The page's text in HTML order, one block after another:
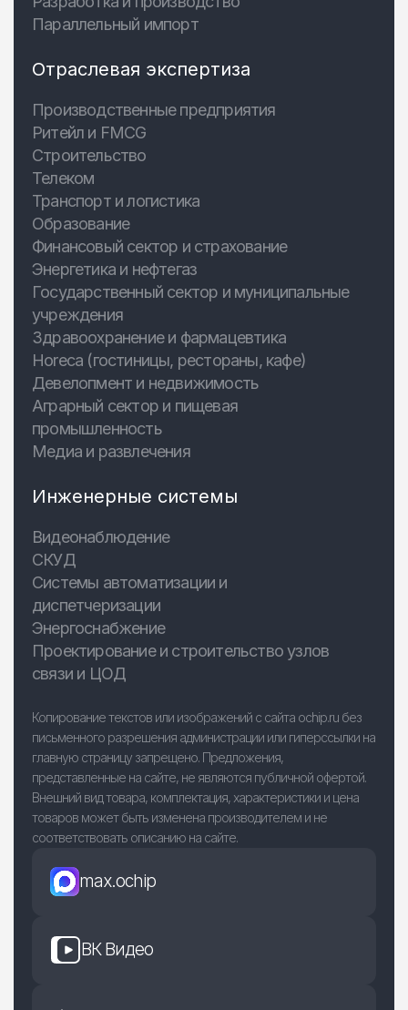
Параллельный импорт
Отраслевая экспертиза
Производственные предприятия
Ритейл и FMCG
Строительство
Телеком
Транспорт и логистика
Образование
Финансовый сектор и страхование
Энергетика и нефтегаз
Государственный сектор и муниципальные
учреждения
Здравоохранение и фармацевтика
Horeca (гостиницы, рестораны, кафе)
Девелопмент и недвижимость
Аграрный сектор и пищевая
промышленность
Медиа и развлечения
Инженерные системы
Видеонаблюдение
СКУД
Системы автоматизации и
диспетчеризации
Энергоснабжение
Проектирование и строительство узлов
связи и ЦОД
Копирование текстов или изображений с сайта ochip.ru без
письменного разрешения администрации или гиперссылки на
главную страницу запрещено. Предложения,
представленные на сайте, не являются публичной офертой.
Внешний вид товара, комплектация, характеристики и цена
товаров может быть изменена производителем и не
соответствовать описанию на сайте.
max.ochip
ВК Видео